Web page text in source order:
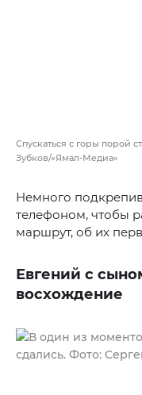
Спускаться с горы порой
Зубков/«Ямал-Медиа»
Немного
телефоном, чтобы
маршрут, об их
Евгений с
восхождение